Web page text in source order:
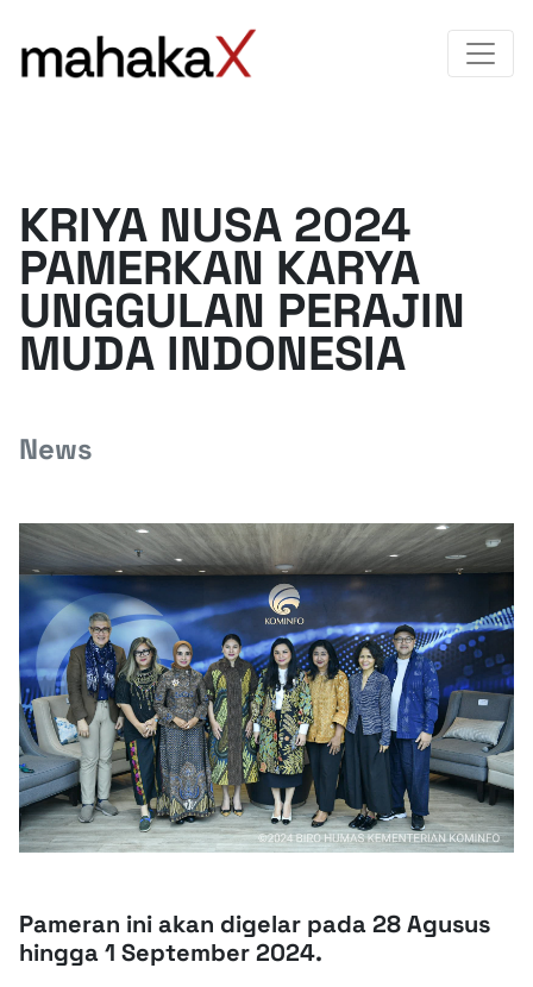
KRIYA NUSA 2024
PAMERKAN KARYA
UNGGULAN PERAJIN
MUDA INDONESIA
News
Pameran ini akan digelar pada 28 Agusus
hingga 1 September 2024.